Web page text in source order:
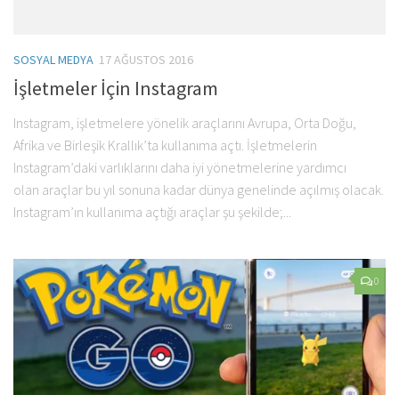
SOSYAL MEDYA 17 AĞUSTOS 2016
İşletmeler İçin Instagram
Instagram, işletmelere yönelik araçlarını Avrupa, Orta Doğu,
Afrika ve Birleşik Krallık’ta kullanıma açtı. İşletmelerin
Instagram’daki varlıklarını daha iyi yönetmelerine yardımcı
olan araçlar bu yıl sonuna kadar dünya genelinde açılmış olacak.
Instagram’ın kullanıma açtığı araçlar şu şekilde;...
0